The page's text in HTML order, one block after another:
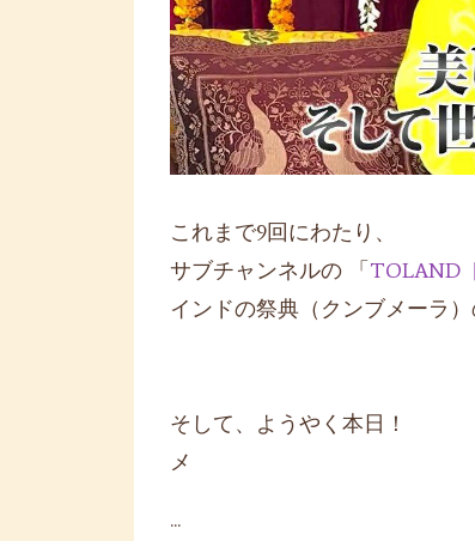
これまで9回にわたり、
サブチャンネルの 「TOLAND
インドの祭典（クンブメーラ
そして、ようやく本日！
メ
...